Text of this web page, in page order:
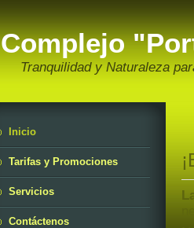
Complejo
Tranquilidad y Naturaleza
Inicio
Tarifas y Promociones
Servicios
Contáctenos